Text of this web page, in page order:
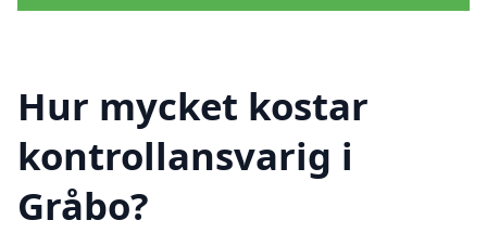
Hur mycket kostar
kontrollansvarig i
Gråbo?